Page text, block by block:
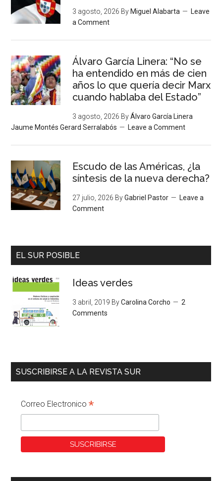
3 agosto, 2026 By Miguel Alabarta
Leave
a Comment
Álvaro García Linera: “No se
ha entendido en más de cien
años lo que quería decir Marx
cuando hablaba del Estado”
3 agosto, 2026 ByÁlvaro García Linera
Jaume Montés Gerard Serralabós
Leave a Comment
Escudo de las Américas, ¿la
síntesis de la nueva derecha?
27 julio, 2026 ByGabriel Pastor
Leave a
Comment
EL SUR POSIBLE
Ideas verdes
3 abril, 2019 ByCarolina Corcho
2
Comments
SUSCRIBIRSE A LA REVISTA SUR
Correo Electronico*